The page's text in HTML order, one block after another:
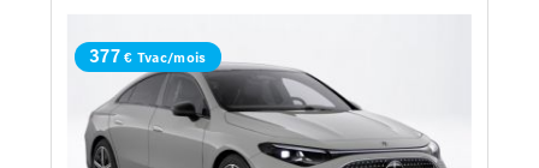
377€ Tvac/mois